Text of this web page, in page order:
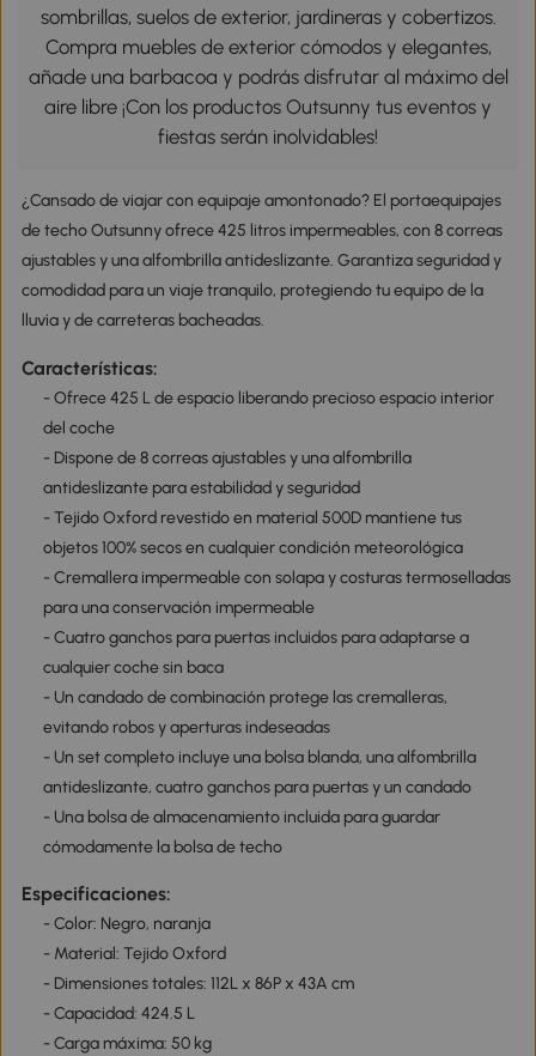
sombrillas, suelos de exterior, jardineras y cobertizos.
Compra muebles de exterior cómodos y elegantes,
añade una barbacoa y podrás disfrutar al máximo del
aire libre ¡Con los productos Outsunny tus eventos y
fiestas serán inolvidables!
¿Cansado de viajar con equipaje amontonado? El portaequipajes
de techo Outsunny ofrece 425 litros impermeables, con 8 correas
ajustables y una alfombrilla antideslizante. Garantiza seguridad y
comodidad para un viaje tranquilo, protegiendo tu equipo de la
lluvia y de carreteras bacheadas.
Características:
- Ofrece 425 L de espacio liberando precioso espacio interior
del coche
- Dispone de 8 correas ajustables y una alfombrilla
antideslizante para estabilidad y seguridad
- Tejido Oxford revestido en material 500D mantiene tus
objetos 100% secos en cualquier condición meteorológica
- Cremallera impermeable con solapa y costuras termoselladas
para una conservación impermeable
- Cuatro ganchos para puertas incluidos para adaptarse a
cualquier coche sin baca
- Un candado de combinación protege las cremalleras,
evitando robos y aperturas indeseadas
- Un set completo incluye una bolsa blanda, una alfombrilla
antideslizante, cuatro ganchos para puertas y un candado
- Una bolsa de almacenamiento incluida para guardar
cómodamente la bolsa de techo
Especificaciones:
- Color: Negro, naranja
- Material: Tejido Oxford
- Dimensiones totales: 112L x 86P x 43A cm
- Capacidad: 424.5 L
- Carga máxima: 50 kg